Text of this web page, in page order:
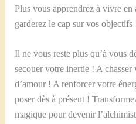
Plus vous apprendrez à vivre
garderez le cap sur vos objectifs
Il ne vous reste plus qu’à vous
secouer votre inertie ! A chasser
d’amour ! A renforcer votre
poser dès à présent !
magique pour devenir